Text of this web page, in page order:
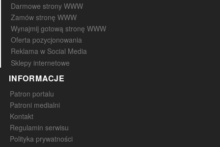
Darmowe strony WWW
Zamów stronę WWW
Wynajmij gotową stronę WWW
Oferta pozycjonowania
Reklama w Social Media
Sklepy internetowe
INFORMACJE
Patron portalu
Patroni medialni
Kontakt
Regulamin serwisu
Polityka prywatności